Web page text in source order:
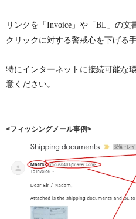
リンクを「Invoice」や「BL」の文
クリックに対する警戒心を下げる手
特にインターネットに接続可能な
意ください。
<フィッシングメール事例>